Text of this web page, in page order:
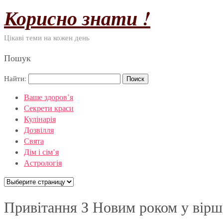
Корисно знати !
Цікаві теми на кожен день
Пошук
Найти:
Ваше здоров’я
Секрети краси
Кулінарія
Дозвілля
Свята
Дім і сім’я
Астрологія
Привітання З Новим роком у